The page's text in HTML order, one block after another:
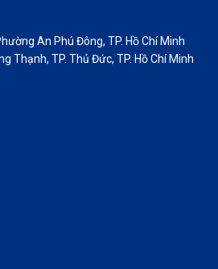
An Phú Đông, TP. Hồ Chí Minh
Thạnh, TP. Thủ Đức, TP. Hồ Chí Minh